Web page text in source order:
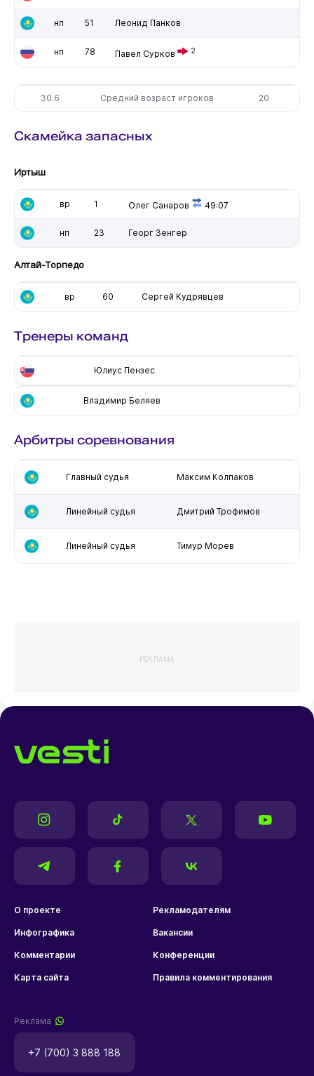
нп 51 Леонид Панков
нп 78 Павел Сурков 2
30.6 Средний возраст игроков 20
Скамейка запасных
Иртыш
вр 1 Олег Санаров 49:07
нп 23 Георг Зенгер
Алтай-Торпедо
вр 60 Сергей Кудрявцев
Тренеры команд
Юлиус Пензес
Владимир Беляев
Арбитры соревнования
Главный судья Максим Колпаков
Линейный судья Дмитрий Трофимов
Линейный судья Тимур Морев
РЕКЛАМА
О проекте Рекламодателям
Инфографика Вакансии
Комментарии Конференции
Карта сайта Правила комментирования
Реклама
+7 (700) 3 888 188